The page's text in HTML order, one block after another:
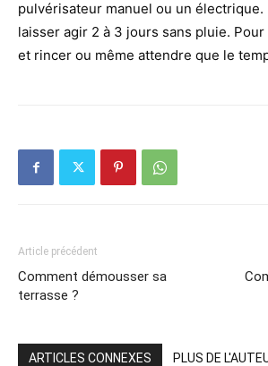
pulvérisateur manuel ou un électrique.
laisser agir 2 à 3 jours sans pluie.
et rincer ou même attendre que le
Article précédent
Comment démousser sa
terrasse ?
ARTICLES CONNEXES PLUS DE